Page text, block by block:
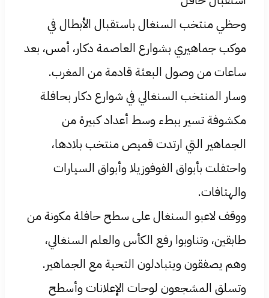
وحظي منتخب السنغال باستقبال الأبطال في
موكب جماهيري بشوارع العاصمة دكار، أمس، بعد
ساعات من وصول البعثة قادمة من المغرب.
وسار المنتخب السنغالي في شوارع دكار بحافلة
مكشوفة تسير ببطء وسط أعداد كبيرة من
الجماهير التي ارتدت قميص منتخب بلادها،
واحتفلت بأبواق الفوفوزيلا وأبواق السيارات
والهتافات.
ووقف لاعبو السنغال على سطح حافلة مكونة من
طابقين، وتناوبوا رفع الكأس والعلم السنغالي،
وهم يصفقون ويتبادلون التحية مع الجماهير.
وتسلق المشجعون لوحات الإعلانات وأسطح